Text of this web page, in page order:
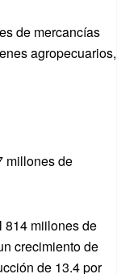
de mercancías
agropecuarios,
millones de
814 miilones de
crecimiento de
de 13.4 por